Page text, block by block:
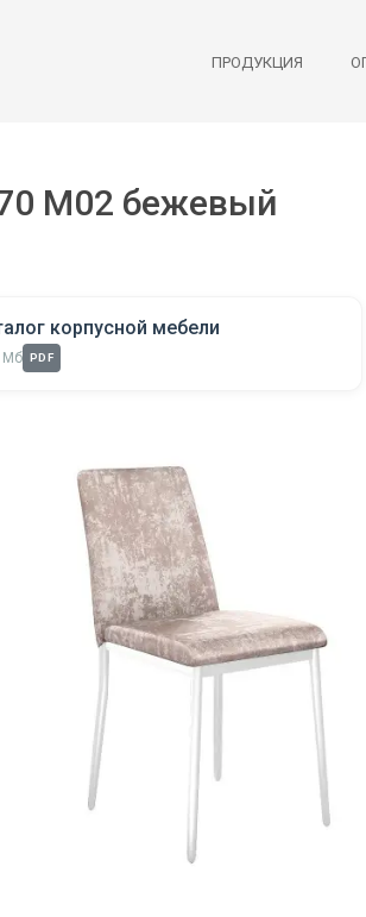
ПРОДУКЦИЯ
M02 бежевый
корпусной мебели
Мб PDF